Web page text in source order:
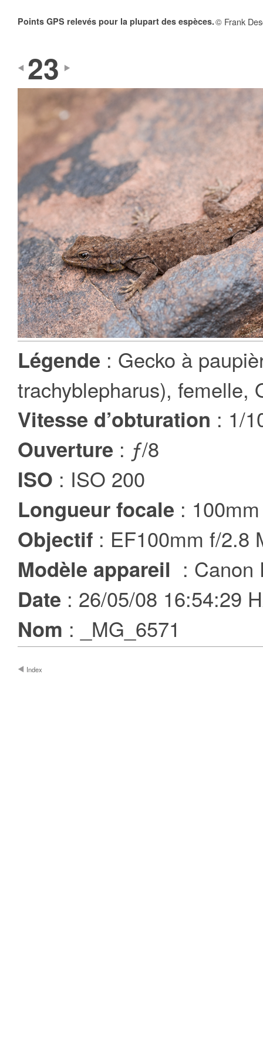
Points GPS relevés pour la plupart des espèces.© Frank
23
Légende : Gecko à
trachyblepharus), femelle,
Vitesse d’obturation : 1/
Ouverture : ƒ/8
ISO : ISO 200
Longueur focale : 100mm
Objectif : EF100mm f/2.8
Modèle appareil : Canon
Date : 26/05/08 16:54:29
Nom : _MG_6571
Index